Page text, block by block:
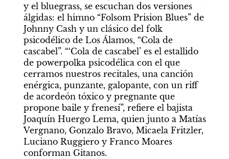
y el bluegrass, se escuchan dos versiones
álgidas: el himno “Folsom Prision Blues” de
Johnny Cash y un clásico del folk
psicodélico de Los Álamos, “Cola de
cascabel”. “‘Cola de cascabel’ es el estallido
de powerpolka psicodélica con el que
cerramos nuestros recitales, una canción
enérgica, punzante, galopante, con un riff
de acordeón tóxico y pregnante que
propone baile y frenesí”, refiere el bajista
Joaquín Huergo Lema, quien junto a Matías
Vergnano, Gonzalo Bravo, Micaela Fritzler,
Luciano Ruggiero y Franco Moares
conforman Gitanos.